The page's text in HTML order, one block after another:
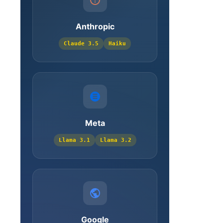
Prepared Statements
gegen SQL-Injection
WooCommerce-
Integration
Unterstützung für
WooCommerce-Produkte
Umschreibung der
Langbeschreibung
(post_content)
Umschreibung der
Fallback wenn keine
Langbeschreibung
Anthropic
Claude 3.5 Haiku
Meta
Llama 3.1 Llama 3.2
Google